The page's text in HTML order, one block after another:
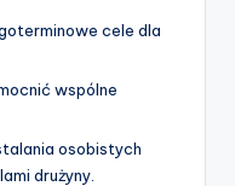
cele dla
wspólne
osobistych
drużyny.